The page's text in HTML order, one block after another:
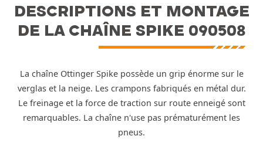
DESCRIPTIONS ET MONTAGE
DE LA CHAÎNE SPIKE 090508
La chaîne Ottinger Spike possède un grip énorme sur le
verglas et la neige. Les crampons fabriqués en métal dur.
Le freinage et la force de traction sur route enneigé sont
remarquables. La chaîne n'use pas prématurément les
pneus.